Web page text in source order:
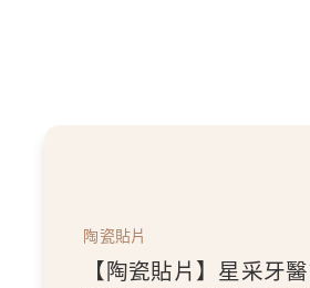
陶瓷貼片
【陶瓷貼片】星采牙